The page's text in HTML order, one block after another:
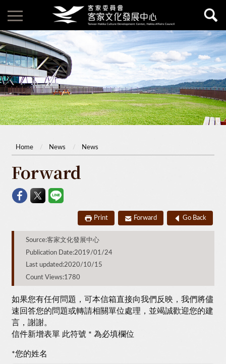
Home News News
Forward
Print Forward Go Back
Source:客家文化發展中心
Publication Date:2019/01/24
Last updated:2020/10/15
Count Views:1780
如果您有任何問題，可本信箱直接向我們反映，我們將儘
速回答您的問題或轉請相關單位處理，並竭誠歡迎您的建
言，謝謝。
信件新增表單 此符號 * 為必填欄位
*您的姓名